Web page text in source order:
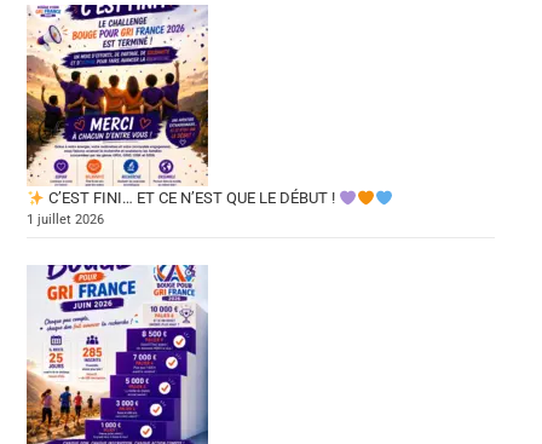
C’EST FINI… ET CE N’EST QUE LE DÉBUT !
1 juillet 2026